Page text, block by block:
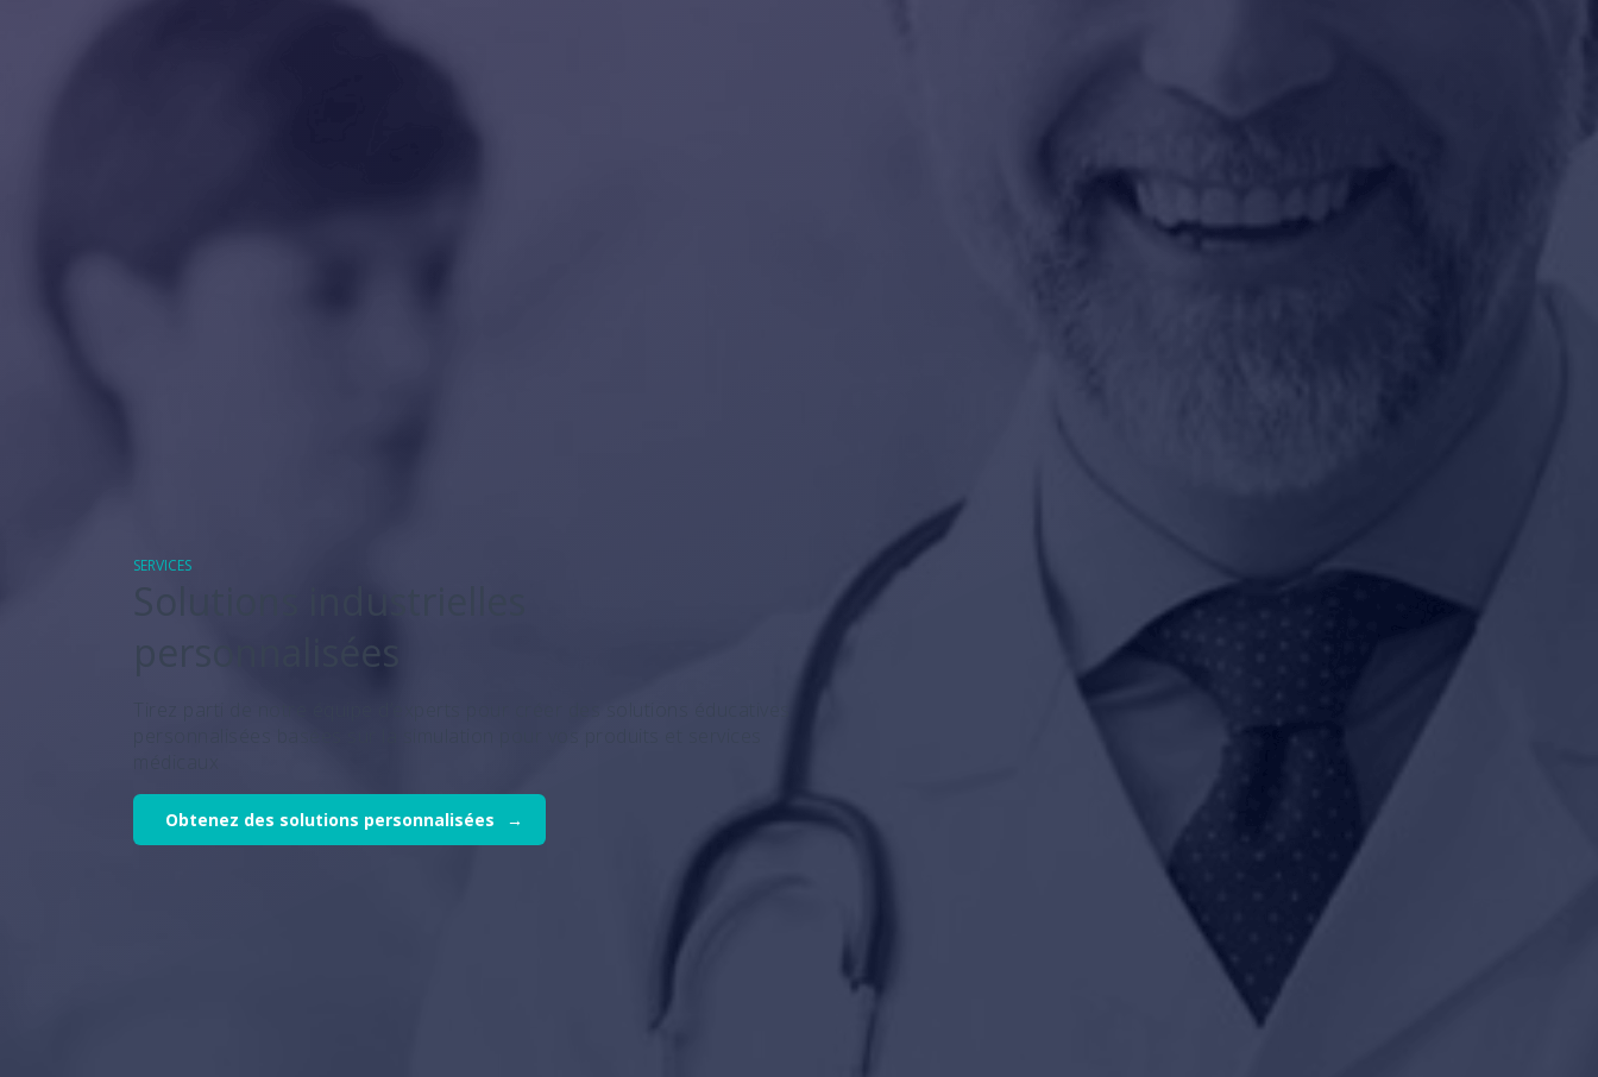
SERVICES
personnalisées
Obtenez des solutions personnalisées